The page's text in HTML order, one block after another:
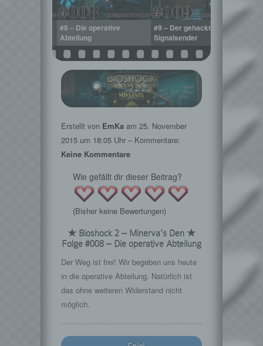
#8 – Die operative
Abteilung
#9 – Der gehackte
Signalsender
Erstellt von EmKa am 25. November
2015 um 18:05 Uhr – Kommentare:
Keine Kommentare
Wie gefällt dir dieser Beitrag?
(Bisher keine Bewertungen)
★ Bioshock 2 – Minerva’s Den ★
Folge #008 – Die operative Abteilung
Der Weg ist frei! Wir begeben uns heute
in die operative Abteilung. Natürlich ist
das ohne weiteren Widerstand nicht
möglich.